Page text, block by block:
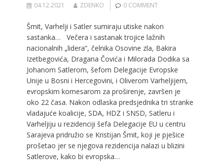
04.12.2021 ZDENKO 0 COMMENT
Šmit, Varhelji i Satler sumiraju utiske nakon
sastanka… Večera i sastanak trojice lažnih
nacionalnih „lidera“, čelnika Osovine zla, Bakira
Izetbegovića, Dragana Čovića i Milorada Dodika sa
Johanom Satlerom, šefom Delegacije Evropske
Unije u Bosni i Hercegovini, i Oliverom Varheljijem,
evropskim komesarom za proširenje, završen je
oko 22 časa. Nakon odlaska predsjednika tri stranke
vladajuće koalicije, SDA, HDZ i SNSD, Satleru i
Varheljiju u rezidenciji šefa Delegacije EU u centru
Sarajeva pridružio se Kristijan Šmit, koji je pješice
prošetao jer se njegova rezidencija nalazi u blizini
Satlerove, kako bi evropska…